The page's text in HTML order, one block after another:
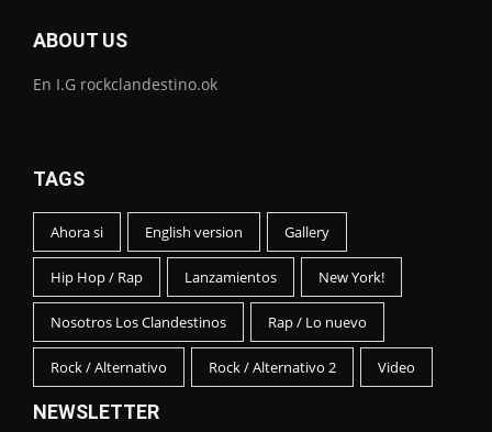
ABOUT US
En I.G rockclandestino.ok
TAGS
Ahora si English version Gallery
Hip Hop / Rap Lanzamientos New York!
Nosotros Los Clandestinos Rap / Lo nuevo
Rock / Alternativo Rock / Alternativo 2 Video
NEWSLETTER